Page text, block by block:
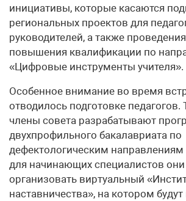
инициативы, которые касаются
региональных проектов для
руководителей, а также
повышения квалификации по
«Цифровые инструменты учителя».
Особенное внимание во время
отводилось подготовке педагогов.
члены совета разрабатывают
двухпрофильного бакалавриата по
дефектологическим направлениям
для начинающих специалистов
организовать виртуальный
наставничества», на котором